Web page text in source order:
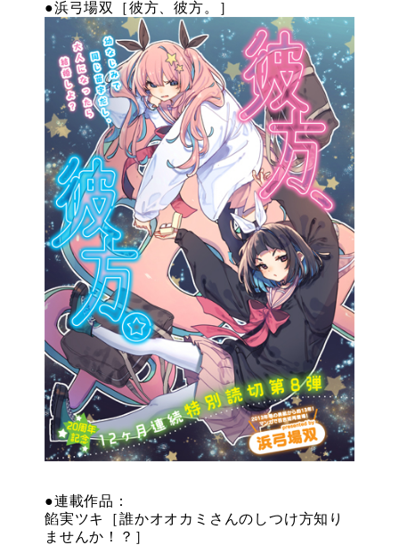
●浜弓場双［彼方、彼方。］
●連載作品：
餡実ツキ［誰かオオカミさんのしつけ方知り
ませんか！？］